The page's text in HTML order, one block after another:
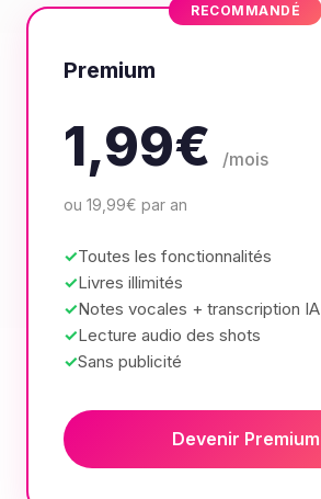
RECOMMANDÉ
Premium
1,99€ /mois
ou 19,99€ par an
Toutes les fonctionnalités
Livres illimités
Notes vocales + transcription IA
Lecture audio des shots
Sans publicité
Devenir Premium